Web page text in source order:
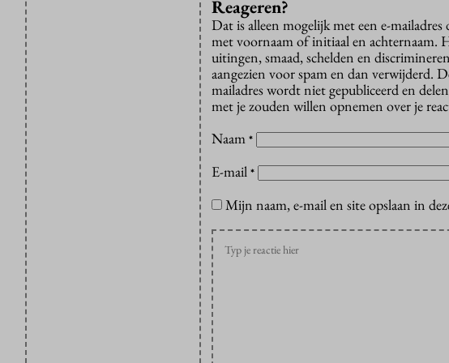
Reageren?
Dat is alleen mogelijk met een e-
met voornaam of initiaal en achternaam.
uitingen, smaad, schelden en
aangezien voor spam en dan verwijderd.
mailadres wordt niet gepubliceerd en
met je zouden willen opnemen over je
Naam *
E-mail *
Mijn naam, e-mail en site opslaan in